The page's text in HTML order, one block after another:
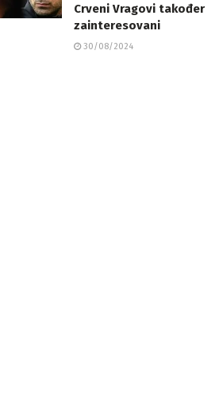
Crveni Vragovi također
zainteresovani
30/08/2024